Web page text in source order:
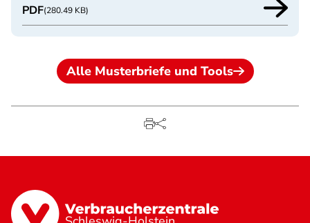
PDF(280.49 KB)
Alle Musterbriefe und Tools